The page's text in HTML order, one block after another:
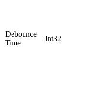
Debounce
Time
Int32